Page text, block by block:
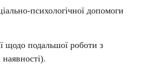
психологічної допомоги
щодо подальшої роботи з